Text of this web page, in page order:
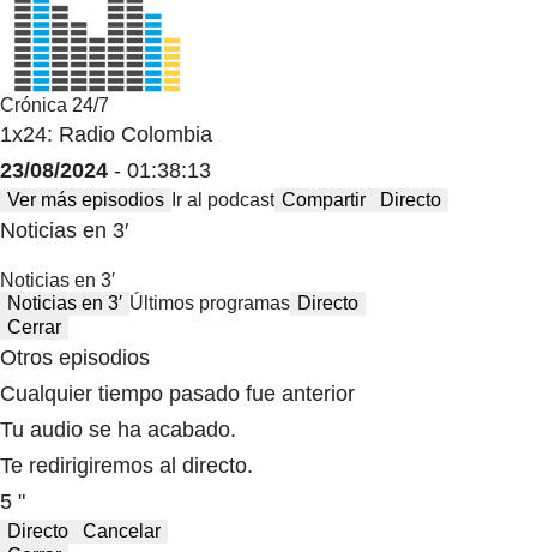
Crónica 24/7
1x24: Radio Colombia
23/08/2024 - 01:38:13
Ver más episodios Ir al podcast Compartir Directo
Noticias en 3′
Noticias en 3′
Noticias en 3′ Últimos programas Directo
Cerrar
Otros episodios
Cualquier tiempo pasado fue anterior
Tu audio se ha acabado.
Te redirigiremos al directo.
5 "
Directo
Cancelar